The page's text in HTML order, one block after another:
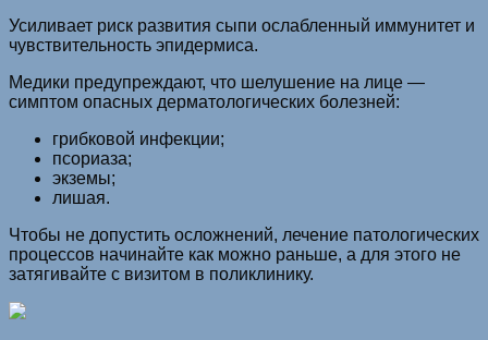
Усиливает риск развития сыпи ослабленный иммунитет и
чувствительность эпидермиса.
Медики предупреждают, что шелушение на лице —
симптом опасных дерматологических болезней:
грибковой инфекции;
псориаза;
экземы;
лишая.
Чтобы не допустить осложнений, лечение патологических
процессов начинайте как можно раньше, а для этого не
затягивайте с визитом в поликлинику.